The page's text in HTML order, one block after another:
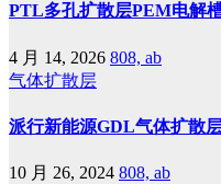
PTL多孔扩散层PEM电解
4 月 14, 2026 808, ab
气体扩散层
派行新能源GDL气体扩散
10 月 26, 2024 808, ab